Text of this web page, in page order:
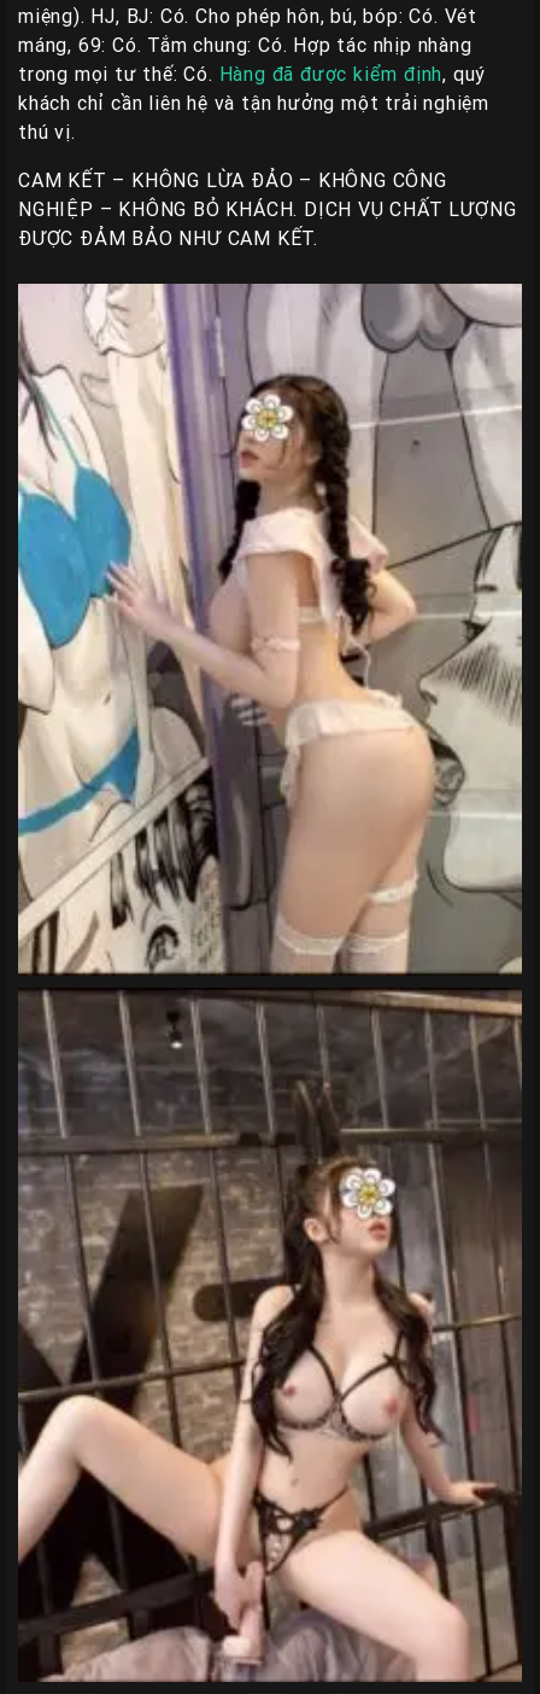
miệng). HJ, BJ: Có. Cho phép hôn, bú, bóp: Có. Vét
máng, 69: Có. Tắm chung: Có. Hợp tác nhịp nhàng
trong mọi tư thế: Có. Hàng đã được kiểm định, quý
khách chỉ cần liên hệ và tận hưởng một trải nghiệm
thú vị.
CAM KẾT – KHÔNG LỪA ĐẢO – KHÔNG CÔNG
NGHIỆP – KHÔNG BỎ KHÁCH. DỊCH VỤ CHẤT LƯỢNG
ĐƯỢC ĐẢM BẢO NHƯ CAM KẾT.